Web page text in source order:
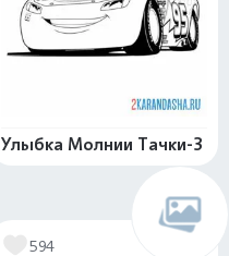
Улыбка Молнии Тачки-3
594